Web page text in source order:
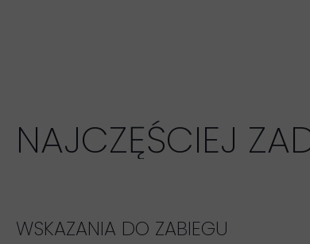
NAJCZĘŚCIEJ
WSKAZANIA DO ZABIEGU